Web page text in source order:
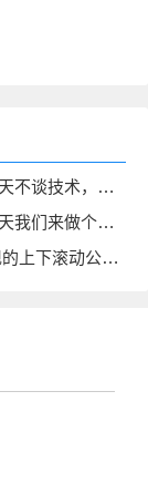
术，来聊聊心情
们来做个约定吧
下滚动公告栏